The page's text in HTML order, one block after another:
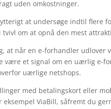
uden omkostninger.
at undersøge indtil flere
om at opnå den mest
at når en e-forhandler
være et signal om en uærlig e-
uærlige netshops.
med betalingskort eller
ViaBill, såfremt du